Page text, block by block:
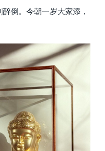
倒。今朝一岁大家添，